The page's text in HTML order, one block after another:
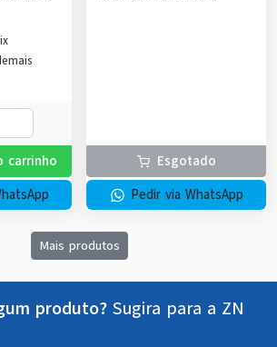
carrinho
Esgotado
Pedir via WhatsApp
Mais produtos
produto? Sugira para a ZN